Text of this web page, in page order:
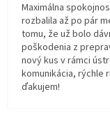
Maximálna
rozbalila až po pár
tomu, že už bolo
poškodenia z
nový kus v rámci
komunikácia, rýchle
ďakujem!